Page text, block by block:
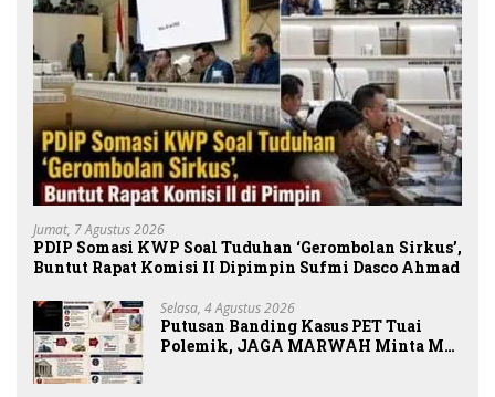
Jumat, 7 Agustus 2026
PDIP Somasi KWP Soal Tuduhan ‘Gerombolan Sirkus’,
Buntut Rapat Komisi II Dipimpin Sufmi Dasco Ahmad
Selasa, 4 Agustus 2026
Putusan Banding Kasus PET Tuai
Polemik, JAGA MARWAH Minta MA